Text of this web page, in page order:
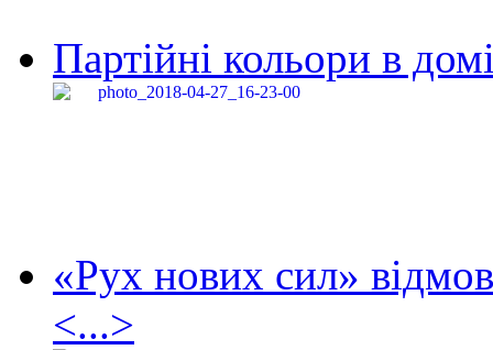
Партійні кольори в
«Рух нових сил»
<...>